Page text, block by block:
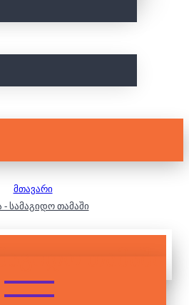
მთავარი
- სამაგიდო თამაში
ᲗᲐᲛᲐᲨᲘ